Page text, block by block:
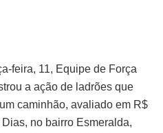
feira, 11, Equipe de Força
a ação de ladrões que
caminhão, avaliado em R$
no bairro Esmeralda,